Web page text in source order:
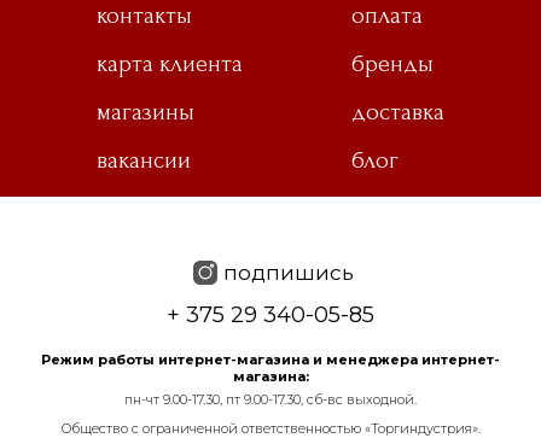
контакты
оплата
карта клиента
бренды
магазины
доставка
вакансии
блог
подпишись
+ 375 29 340-05-85
Режим работы интернет-магазина и менеджера интернет-
магазина:
пн-чт 9.00-17.30, пт 9.00-17.30, сб-вс выходной.
Общество с ограниченной ответственностью «Торгиндустрия».